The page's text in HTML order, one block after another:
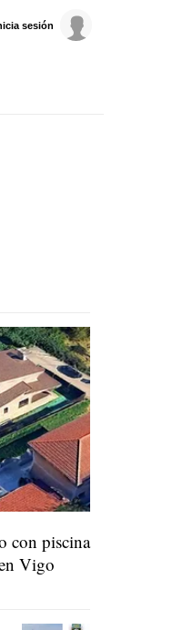
sesión
con piscina
Vigo